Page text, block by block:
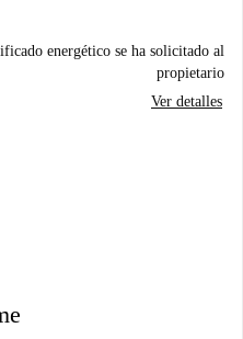
energético se ha solicitado al
propietario
Ver detalles